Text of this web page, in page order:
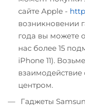
сайте Apple -
возникновении
года вы можете
нас более 15
iPhone 11).
центром.
Гаджеты